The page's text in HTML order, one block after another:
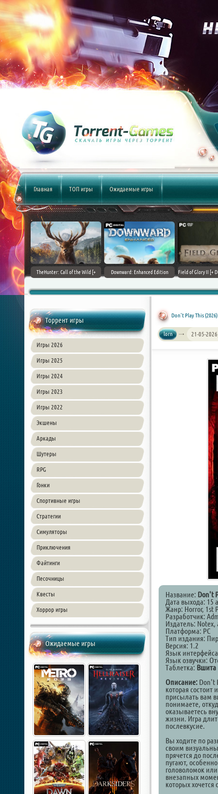
Главная ТОП игры Ожидаемые игры
(2017)
TheHunter: Call of the Wild [+
Downward: Enhanced Edition
Field of Glory II [+
Торрент игры
Игры 2026
Игры 2025
Игры 2024
Игры 2023
Игры 2022
Экшены
Аркады
Шутеры
RPG
Гонки
Спортивные игры
Стратегии
Симуляторы
Приключения
Файтинги
Песочницы
Квесты
Хоррор игры
Ожидаемые игры
Don't Play This
lorn 21-05-
Название: Don't
Дата выхода: 15
Жанр: Horror, 1st
Разработчик:
Издатель: Notex,
Платформа: PC
Тип издания:
Версия: 1.2
Язык
Язык озвучки:
Таблетка: Вшита
Описание: Don't
которая
присылать вам
понимаете,
оказываетесь
жизни. Игра
послевкусие.
Вы ходите по
своим
прячется до
пугают,
головоломок
внезапных
которых хочется